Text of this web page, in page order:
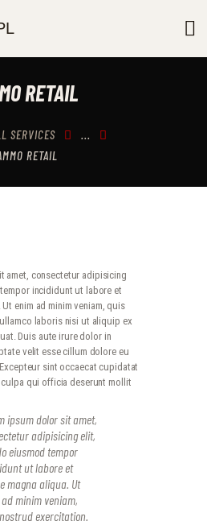
RETAIL
SERVICES
...
RETAIL
amet, consectetur adipisicing
incididunt ut labore et
enim ad minim veniam, quis
laboris nisi ut aliquip ex
Duis aute irure dolor in
velit esse cillum dolore eu
sint occaecat cupidatat
qui officia deserunt mollit
ipsum dolor sit amet,
adipisicing elit,
eiusmod tempor
ut labore et
magna aliqua. Ut
minim veniam,
exercitation.